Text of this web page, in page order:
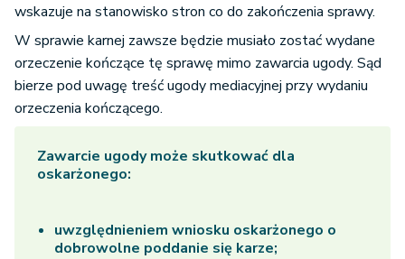
wskazuje na stanowisko stron co do zakończenia sprawy.
W sprawie karnej zawsze będzie musiało zostać wydane
orzeczenie kończące tę sprawę mimo zawarcia ugody. Sąd
bierze pod uwagę treść ugody mediacyjnej przy wydaniu
orzeczenia kończącego.
Zawarcie ugody może skutkować dla
oskarżonego:
uwzględnieniem wniosku oskarżonego o
dobrowolne poddanie się karze;